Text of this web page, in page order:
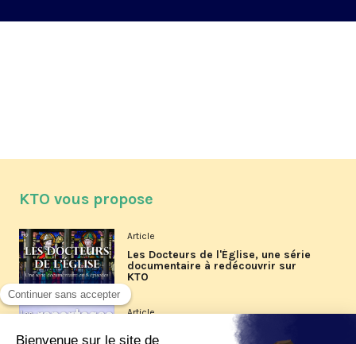
KTO vous propose
Article
Les Docteurs de l'Église, une série
documentaire à redécouvrir sur
KTO
Article
Les reportages d'été 2026 de KTO